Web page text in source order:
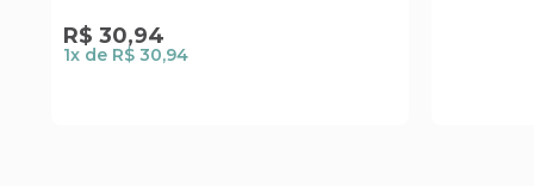
R$ 30,94
1x de R$ 30,94